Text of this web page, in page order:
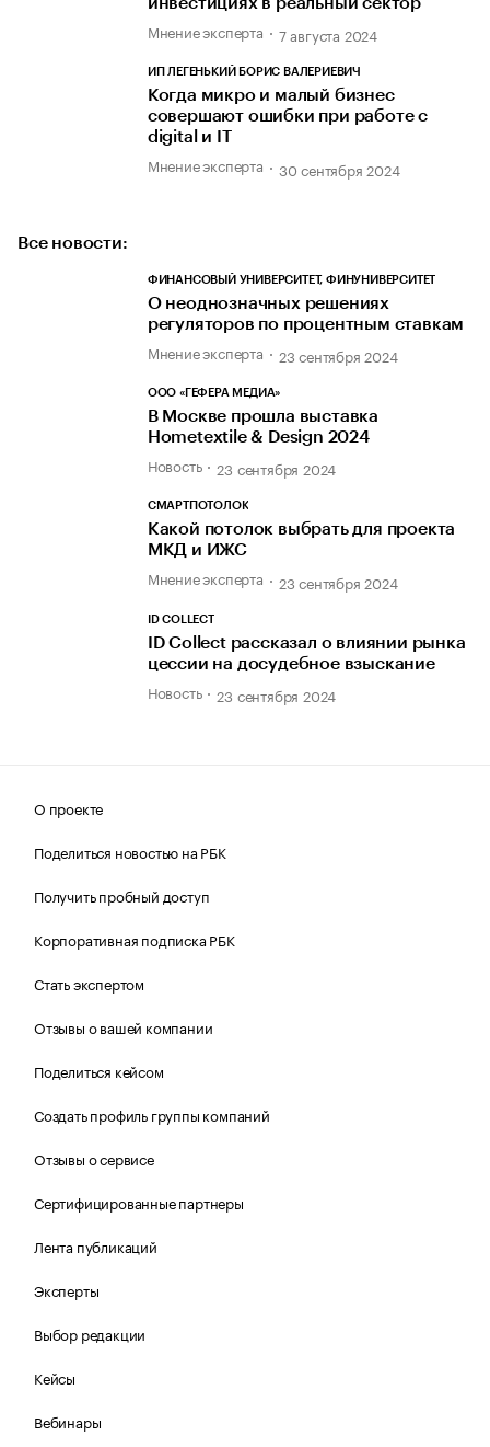
Мнение эксперта 7 августа 2024
ИП ЛЕГЕНЬКИЙ БОРИС ВАЛЕРИЕВИЧ
Когда микро и малый бизнес
совершают ошибки при работе с
digital и IT
Мнение эксперта 30 сентября 2024
Все новости:
ФИНАНСОВЫЙ УНИВЕРСИТЕТ, ФИНУНИВЕРСИТЕТ
О неоднозначных решениях
регуляторов по процентным ставкам
Мнение эксперта 23 сентября 2024
ООО «ГЕФЕРА МЕДИА»
В Москве прошла выставка
Hometextile & Design 2024
Новость 23 сентября 2024
СМАРТПОТОЛОК
Какой потолок выбрать для проекта
МКД и ИЖС
Мнение эксперта 23 сентября 2024
ID COLLECT
ID Collect рассказал о влиянии рынка
цессии на досудебное взыскание
Новость 23 сентября 2024
О проекте
Поделиться новостью на РБК
Получить пробный доступ
Корпоративная подписка РБК
Стать экспертом
Отзывы о вашей компании
Поделиться кейсом
Создать профиль группы компаний
Отзывы о сервисе
Сертифицированные партнеры
Лента публикаций
Эксперты
Выбор редакции
Кейсы
Вебинары